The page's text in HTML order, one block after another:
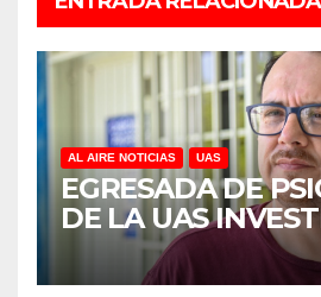
AL AIRE NOTICIAS UAS
EGRESADA DE
DE LA UAS
DUELO
SOBRECARGA EN